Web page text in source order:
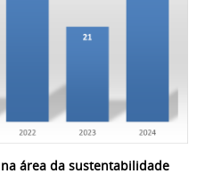
área da sustentabilidade